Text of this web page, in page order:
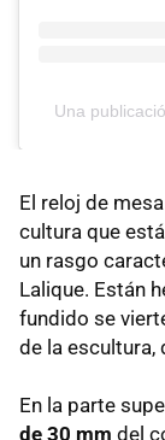
Una
El reloj de
cultura que
un rasgo
Lalique. Están
fundido se
de la escultura,
En la parte
de 30 mm del